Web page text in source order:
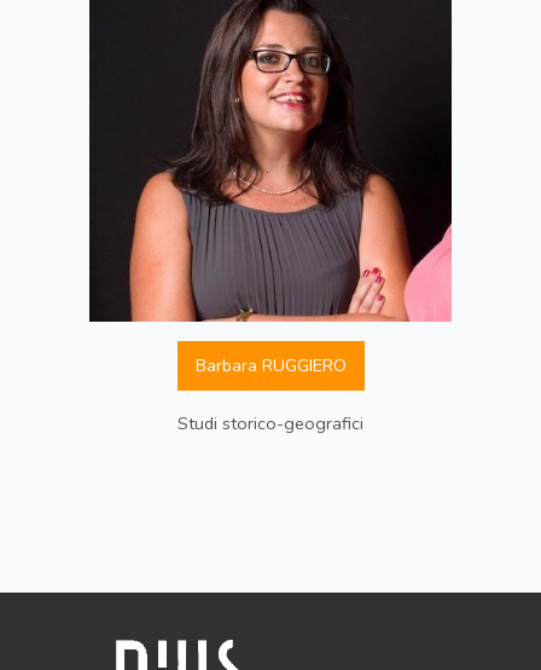
Barbara RUGGIERO
Studi storico-geografici